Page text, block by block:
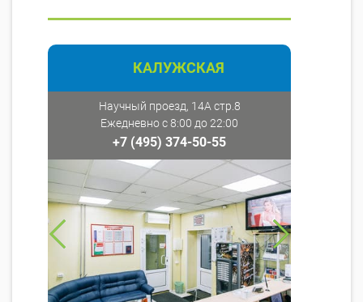
КАЛУЖСКАЯ
Научный проезд, 14А стр.8
Ежедневно с 8:00 до 22:00
+7 (495) 374-50-55